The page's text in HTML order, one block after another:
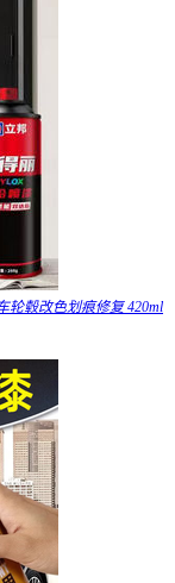
轮毂改色划痕修复 420ml